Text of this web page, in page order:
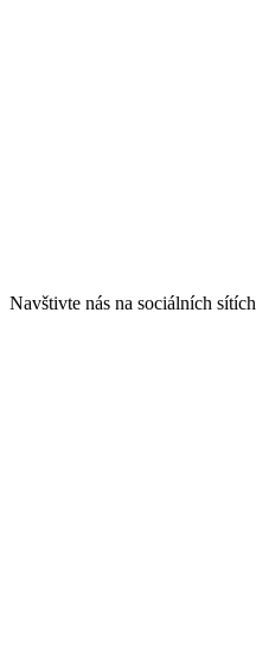
Navštivte nás na sociálních sítích